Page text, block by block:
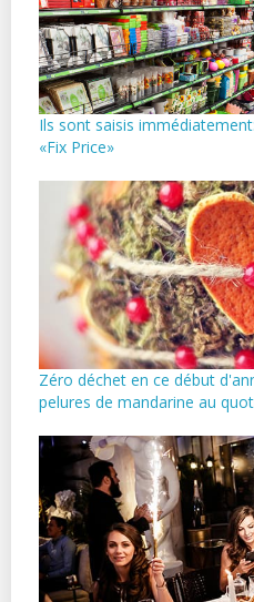
Ils sont saisis
«Fix Price»
Zéro déchet en ce début
pelures de mandarine au